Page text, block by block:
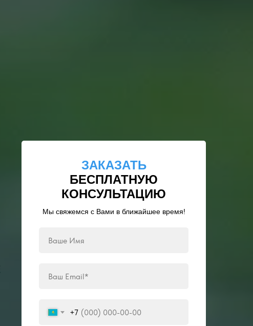
ЗАКАЗАТЬ
БЕСПЛАТНУЮ
КОНСУЛЬТАЦИЮ
Мы свяжемся с Вами в ближайшее время!
+7